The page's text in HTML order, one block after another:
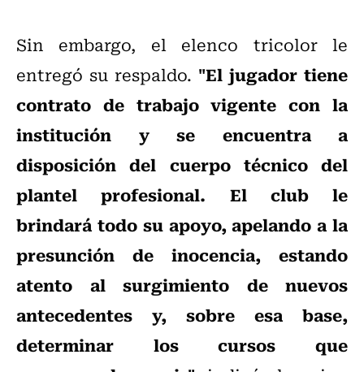
Sin embargo, el elenco tricolor le
entregó su respaldo. "El jugador tiene
contrato de trabajo vigente con la
institución y se encuentra a
disposición del cuerpo técnico del
plantel profesional. El club le
brindará todo su apoyo, apelando a la
presunción de inocencia, estando
atento al surgimiento de nuevos
antecedentes y, sobre esa base,
determinar los cursos que